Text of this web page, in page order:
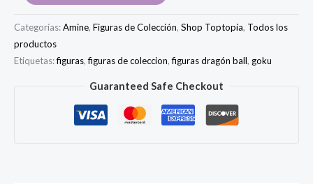
Nube
Coleccionable
Dragon
Categorías:Amine, Figuras de Colección, Shop Toptopia, Todos los
productos
Etiquetas:figuras,figuras de coleccion,figuras dragón ball, goku
Guaranteed Safe Checkout